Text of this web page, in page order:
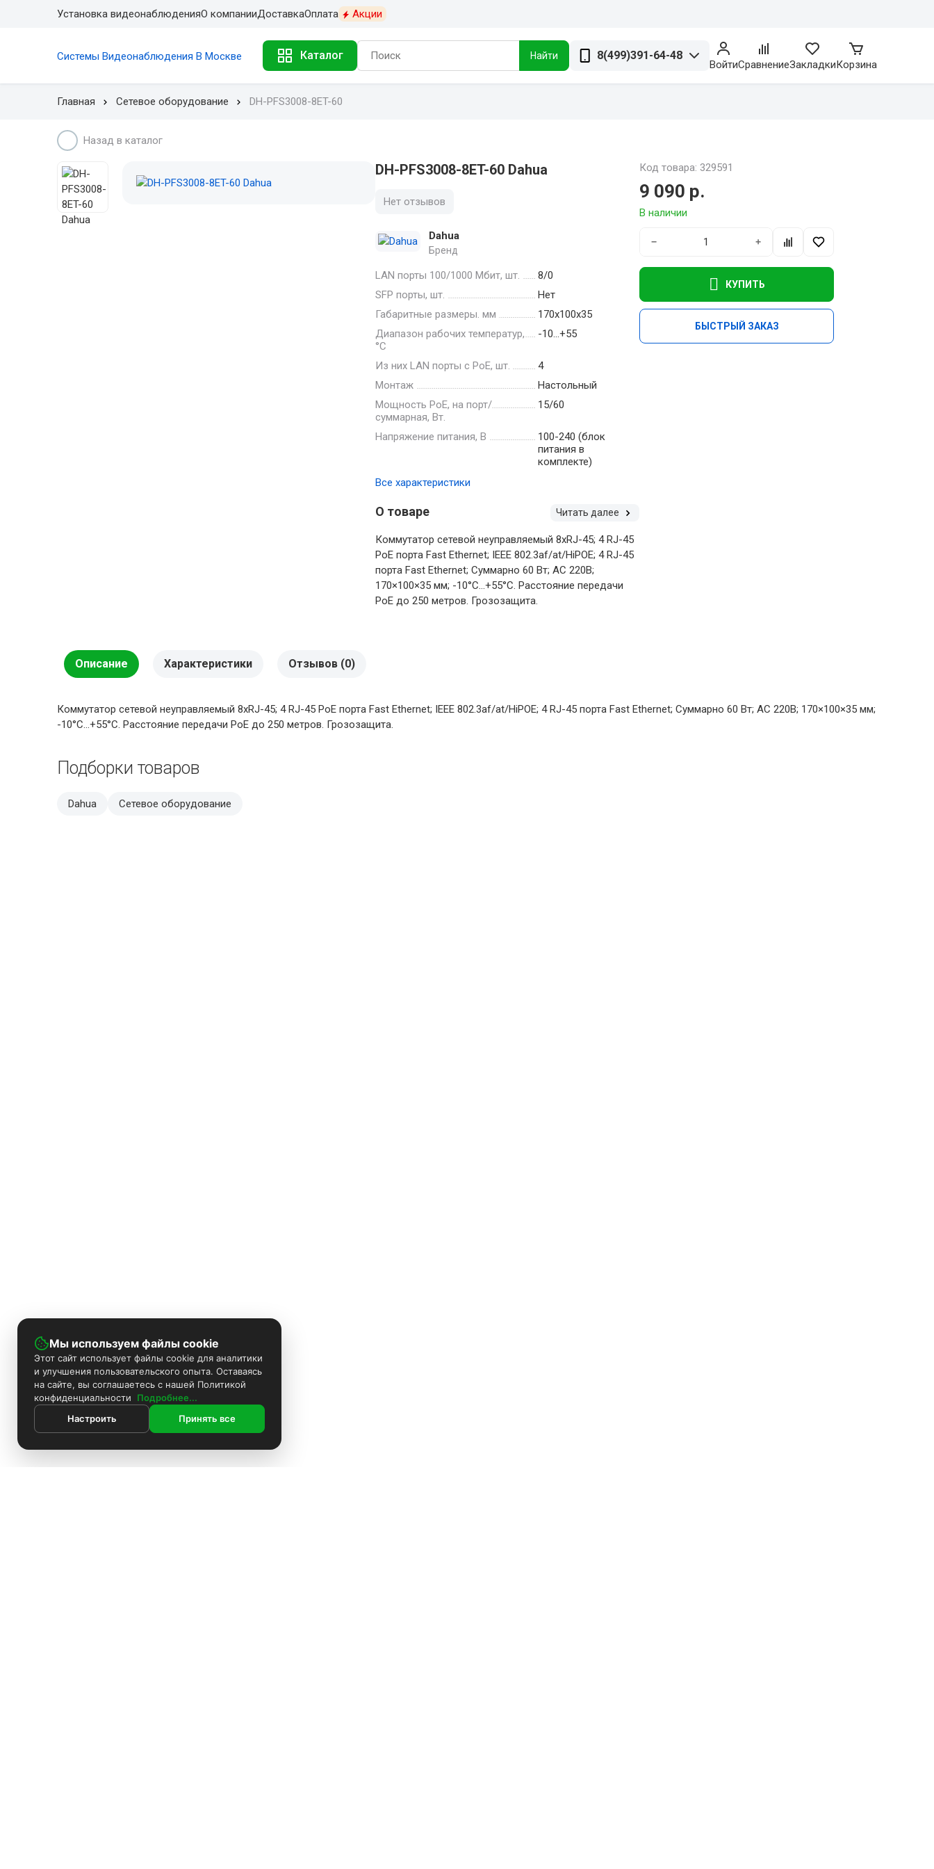
Установка видеонаблюденияО компанииДоставкаОплата Акции
Системы Видеонаблюдения В Москве Каталог Найти 8(499)391-64-48
ВойтиСравнениеЗакладкиКорзина
Главная Сетевое оборудование DH-PFS3008-8ET-60
Назад в каталог
DH-PFS3008-8ET-60 Dahua
Нет отзывов
Dahua
Бренд
LAN порты 100/1000 Мбит, шт.
8/0
SFP порты, шт.
Нет
Габаритные размеры. мм
170х100х35
Диапазон рабочих температур,
°С
-10…+55
Из них LAN порты с PoE, шт.
4
Монтаж
Настольный
Мощность РоЕ, на порт/
суммарная, Вт.
15/60
Напряжение питания, В
100-240 (блок
питания в
комплекте)
Все характеристики
О товаре Читать далее
Коммутатор сетевой неуправляемый 8xRJ-45; 4 RJ-45
РоЕ порта Fast Ethernet; IEEE 802.3af/at/HiPOE; 4 RJ-45
порта Fast Ethernet; Суммарно 60 Вт; AC 220В;
170×100×35 мм; -10°C…+55°C. Расстояние передачи
PoE до 250 метров. Грозозащита.
Код товара: 329591
9 090 р.
В наличии
− +
КУПИТЬ
БЫСТРЫЙ ЗАКАЗ
Описание Характеристики Отзывов (0)
Коммутатор сетевой неуправляемый 8xRJ-45; 4 RJ-45 РоЕ порта Fast Ethernet; IEEE 802.3af/at/HiPOE; 4 RJ-45 порта Fast Ethernet; Суммарно 60 Вт; AC 220В; 170×100×35 мм;
-10°C…+55°C. Расстояние передачи PoE до 250 метров. Грозозащита.
Подборки товаров
Dahua Сетевое оборудование
Мы используем файлы cookie
Этот сайт использует файлы cookie для аналитики
и улучшения пользовательского опыта. Оставаясь
на сайте, вы соглашаетесь с нашей Политикой
конфиденциальности
Подробнее...
Настроить
Принять все